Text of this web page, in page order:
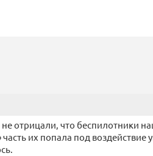
отрицали, что беспилотники
их попала под воздействие